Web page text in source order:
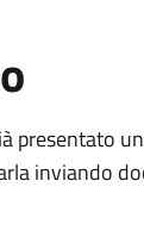
presentato
inviando